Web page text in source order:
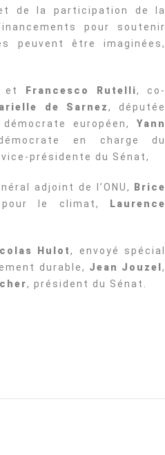
de la participation de la
pour soutenir
peuvent être imaginées,
et Francesco Rutelli, co-
de Sarnez, députée
européen,Yann
en charge du
présidente du Sénat,
adjoint de l’ONU,
Brice
pour le climat,
Laurence
Hulot, envoyé spécial
durable, Jean Jouzel,
, président du Sénat.